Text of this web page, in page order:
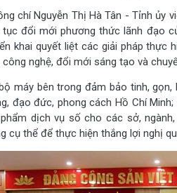
chí Nguyễn Thị Hà Tân - Tỉnh ủy
đổi mới phương thức lãnh đạo
khai quyết liệt các giải pháp thực
nghệ, đổi mới sáng tạo và
máy bên trong đảm bảo tinh,
đạo đức, phong cách Hồ Chí
dịch vụ số cho các sở,
cụ thể để thực hiện thắng lợi nghị